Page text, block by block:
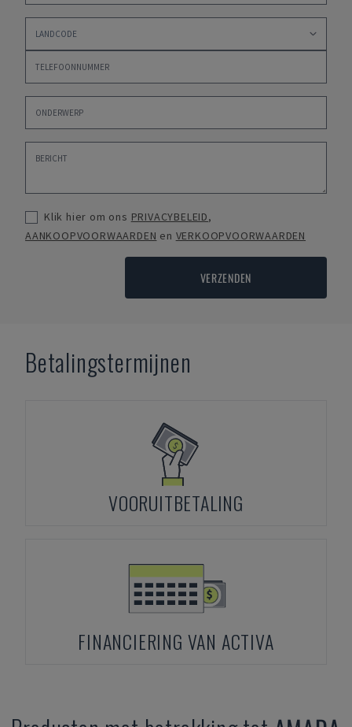
Klik hier om ons PRIVACYBELEID,
AANKOOPVOORWAARDEN en VERKOOPVOORWAARDEN
VERZENDEN
Betalingstermijnen
VOORUITBETALING
FINANCIERING VAN ACTIVA